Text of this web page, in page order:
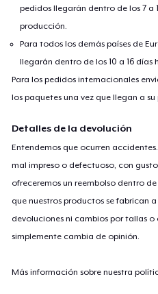
pedidos llegarán dentro de los 7 a
producción.
Para todos los demás países de
llegarán dentro de los 10 a 16
Para los pedidos internacionales
los paquetes una vez que llegan a su
Detalles de la devolución
Entendemos que ocurren
mal impreso o defectuoso, con
ofreceremos un reembolso dentro
que nuestros productos se fabrican
devoluciones ni cambios por tallas o
simplemente cambia de opinión.
Más información sobre nuestra